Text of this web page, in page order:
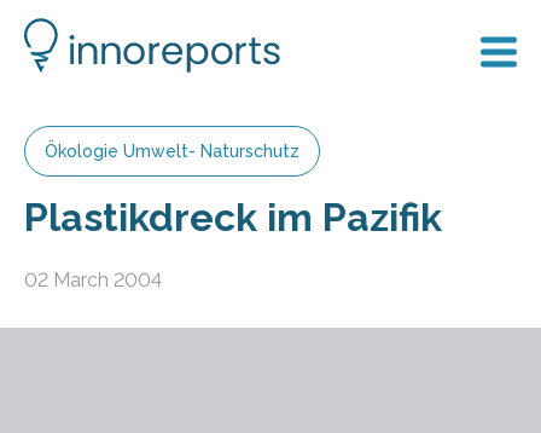
Ökologie Umwelt- Naturschutz
Plastikdreck im Pazifik
02 March 2004